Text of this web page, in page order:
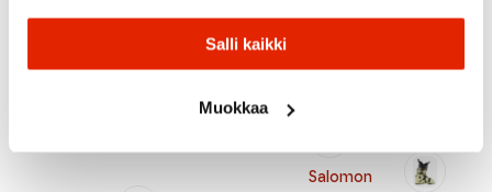
Salli kaikki
Muokkaa
Salomon
SALE SALE